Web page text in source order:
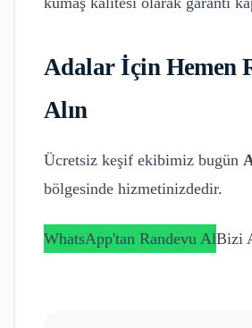
Adalarİçin Hemen
Alın
Ücretsiz keşif ekibimiz bugün
bölgesinde hizmetinizdedir.
WhatsApp'tan Randevu AlBizi